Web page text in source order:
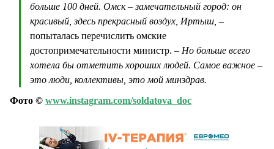
больше 100 дней. Омск – замечательный город: он
красивый, здесь прекрасный воздух, Иртыш, –
попыталась перечислить омские
достопримечательности министр. – Но больше всего
хотела бы отметить хороших людей. Самое важное –
это люди, коллективы, это мой минздрав.
Фото © www.instagram.com/soldatova_doc